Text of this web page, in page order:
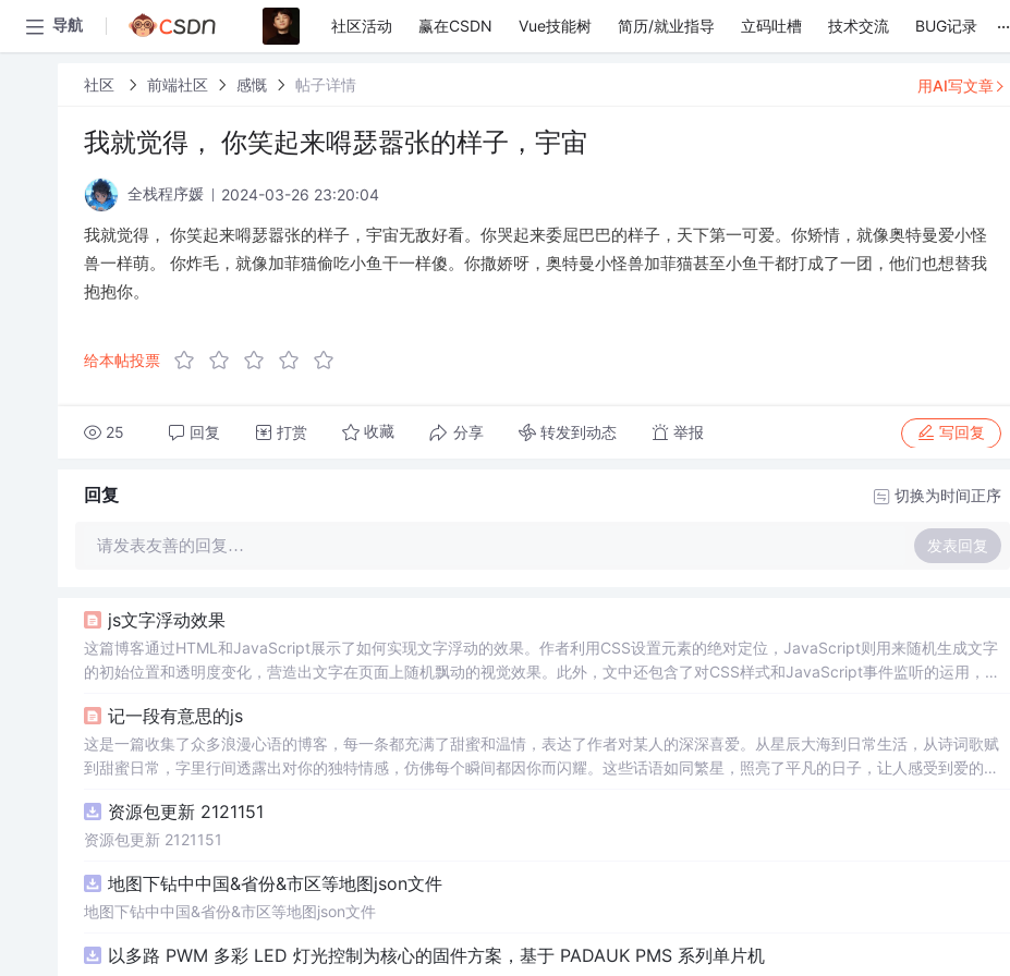
导航 社区活动 赢在CSDN Vue技能树 简历/就业指导 立码吐槽 技术交流 BUG记录 ...
社区 前端社区 感慨 帖子详情
我就觉得， 你笑起来嘚瑟嚣张的样子，宇宙
全栈程序媛 2024-03-26 23:20:04
我就觉得， 你笑起来嘚瑟嚣张的样子，宇宙无敌好看。你哭起来委屈巴巴的样子，天下第一可爱。你矫情，就像奥特曼爱小怪
兽一样萌。 你炸毛，就像加菲猫偷吃小鱼干一样傻。你撒娇呀，奥特曼小怪兽加菲猫甚至小鱼干都打成了一团，他们也想替我
抱抱你。
给本帖投票
25 回复 打赏 收藏 分享 转发到动态 举报 写回复
用AI写文章
回复 切换为时间正序
请发表友善的回复… 发表回复
js文字浮动效果
这篇博客通过HTML和JavaScript展示了如何实现文字浮动的效果。作者利用CSS设置元素的绝对定位，JavaScript则用来随机生成文字
的初始位置和透明度变化，营造出文字在页面上随机飘动的视觉效果。此外，文中还包含了对CSS样式和JavaScript事件监听的运用，增
记一段有意思的js
这是一篇收集了众多浪漫心语的博客，每一条都充满了甜蜜和温情，表达了作者对某人的深深喜爱。从星辰大海到日常生活，从诗词歌赋
到甜蜜日常，字里行间透露出对你的独特情感，仿佛每个瞬间都因你而闪耀。这些话语如同繁星，照亮了平凡的日子，让人感受到爱的力
资源包更新 2121151
资源包更新 2121151
地图下钻中中国&省份&市区等地图json文件
地图下钻中中国&省份&市区等地图json文件
以多路 PWM 多彩 LED 灯光控制为核心的固件方案，基于 PADAUK PMS 系列单片机